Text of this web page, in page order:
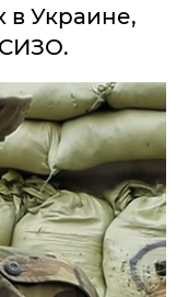
в Украине,